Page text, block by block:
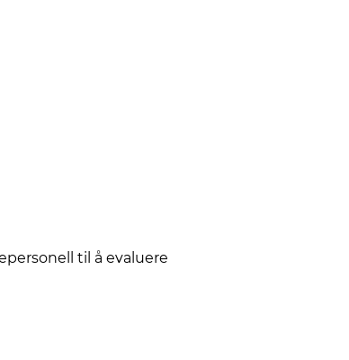
til å evaluere